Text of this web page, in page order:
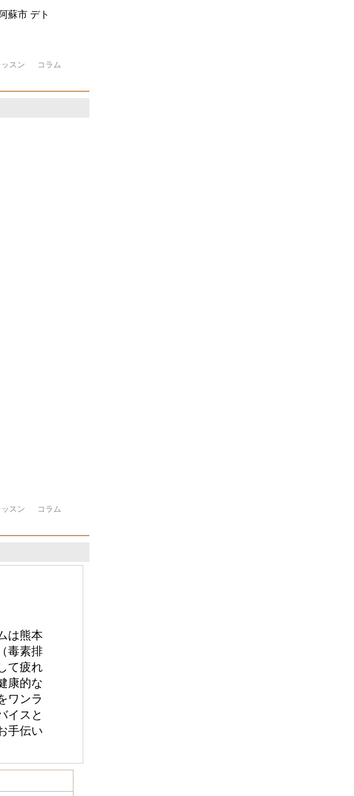
蘇市 デト
ッスン
コラム
ッスン
コラム
は熊本
毒素排
て疲れ
康的な
ワンラ
イスと
手伝い